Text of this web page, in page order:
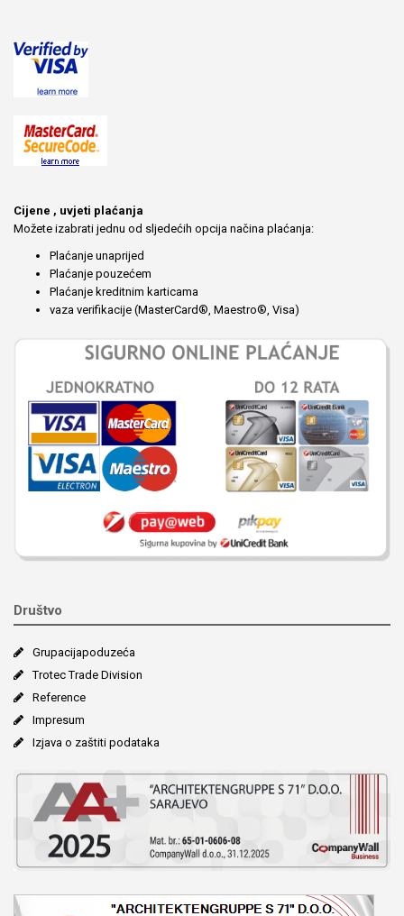
Cijene , uvjeti plaćanja
Možete izabrati jednu od sljedećih opcija načina plaćanja:
Plaćanje unaprijed
Plaćanje pouzećem
Plaćanje kreditnim karticama
vaza verifikacije (MasterCard®, Maestro®, Visa)
Društvo
Grupacija­poduzeća
Trotec Trade Division
Reference
Impresum
Izjava o zaštiti podataka